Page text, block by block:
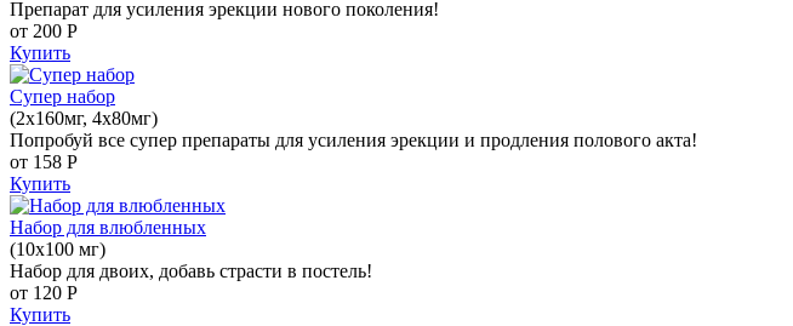
Препарат для усиления эрекции нового поколения!
от 200 Р
Купить
Супер набор
(2х160мг, 4х80мг)
Попробуй все супер препараты для усиления эрекции и продления полового акта!
от 158 Р
Купить
Набор для влюбленных
(10х100 мг)
Набор для двоих, добавь страсти в постель!
от 120 Р
Купить